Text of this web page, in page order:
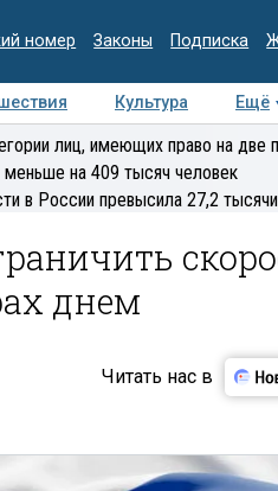
номер Законы Подписка
Культура Ещё
Интервью Колумнисты
лиц, имеющих право на две
на 409 тысяч человек
в России превысила 27,2 тысячи
днем
Читать нас в